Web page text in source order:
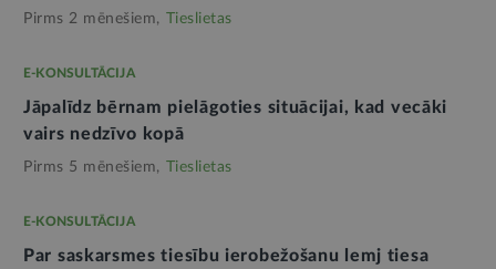
Pirms 2 mēnešiem, Tieslietas
E-KONSULTĀCIJA
Jāpalīdz bērnam pielāgoties situācijai, kad vecāki
vairs nedzīvo kopā
Pirms 5 mēnešiem, Tieslietas
E-KONSULTĀCIJA
Par saskarsmes tiesību ierobežošanu lemj tiesa